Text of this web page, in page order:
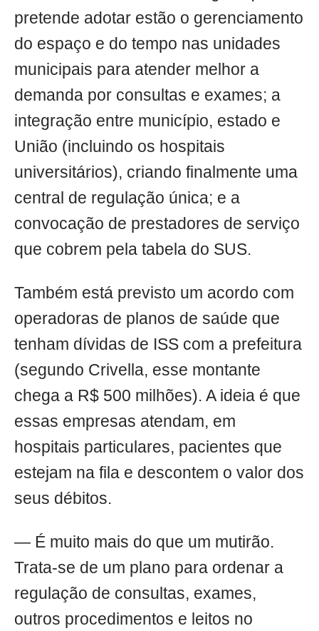
pretende adotar estão o gerenciamento
do espaço e do tempo nas unidades
municipais para atender melhor a
demanda por consultas e exames; a
integração entre município, estado e
União (incluindo os hospitais
universitários), criando finalmente uma
central de regulação única; e a
convocação de prestadores de serviço
que cobrem pela tabela do SUS.
Também está previsto um acordo com
operadoras de planos de saúde que
tenham dívidas de ISS com a prefeitura
(segundo Crivella, esse montante
chega a R$ 500 milhões). A ideia é que
essas empresas atendam, em
hospitais particulares, pacientes que
estejam na fila e descontem o valor dos
seus débitos.
— É muito mais do que um mutirão.
Trata-se de um plano para ordenar a
regulação de consultas, exames,
outros procedimentos e leitos no